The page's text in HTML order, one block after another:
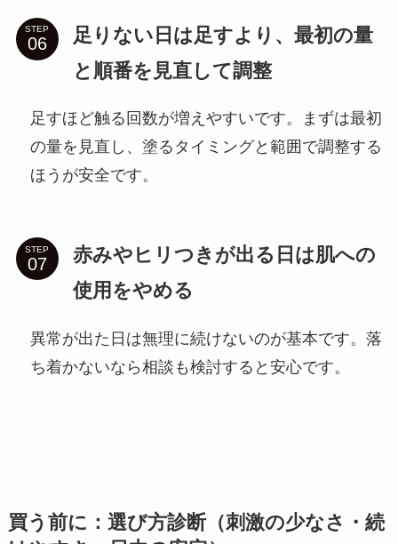
STEP
足りない日は足すより、最初の量
と順番を見直して調整
足すほど触る回数が増えやすいです。まずは最初
の量を見直し、塗るタイミングと範囲で調整する
ほうが安全です。
STEP
赤みやヒリつきが出る日は肌への
使用をやめる
異常が出た日は無理に続けないのが基本です。落
ち着かないなら相談も検討すると安心です。
買う前に：選び方診断（刺激の少なさ・続